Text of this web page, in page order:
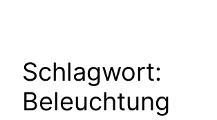
Schlagwort:
Beleuchtung